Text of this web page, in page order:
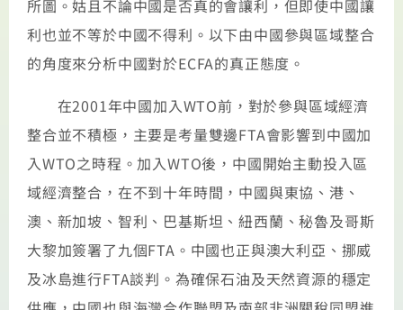
所圖。姑且不論中國是否真的會讓利，但即使中國讓
利也並不等於中國不得利。以下由中國參與區域整合
的角度來分析中國對於ECFA的真正態度。
在2001年中國加入WTO前，對於參與區域經濟
整合並不積極，主要是考量雙邊FTA會影響到中國加
入WTO之時程。加入WTO後，中國開始主動投入區
域經濟整合，在不到十年時間，中國與東協、港、
澳、新加坡、智利、巴基斯坦、紐西蘭、秘魯及哥斯
大黎加簽署了九個FTA。中國也正與澳大利亞、挪威
及冰島進行FTA談判。為確保石油及天然資源的穩定